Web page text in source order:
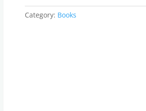
Category: Books